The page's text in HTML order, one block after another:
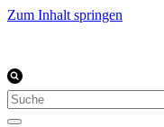
Zum Inhalt springen
Suchen
nach …